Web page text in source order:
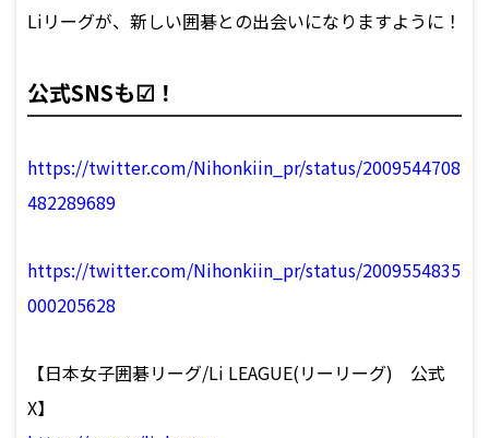
Liリーグが、新しい囲碁との出会いになりますように！
公式SNSも☑！
https://twitter.com/Nihonkiin_pr/status/2009544708
482289689
https://twitter.com/Nihonkiin_pr/status/2009554835
000205628
【日本女子囲碁リーグ/Li LEAGUE(リーリーグ) 公式
X】